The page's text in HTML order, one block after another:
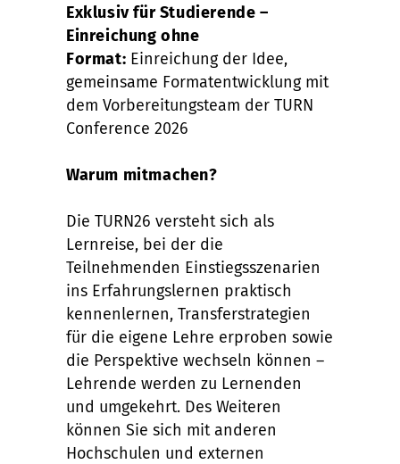
Exklusiv für Studierende –
Einreichung ohne
Format: Einreichung der Idee,
gemeinsame Formatentwicklung mit
dem Vorbereitungsteam der TURN
Conference 2026
Warum mitmachen?
Die TURN26 versteht sich als
Lernreise, bei der die
Teilnehmenden Einstiegsszenarien
ins Erfahrungslernen praktisch
kennenlernen, Transferstrategien
für die eigene Lehre erproben sowie
die Perspektive wechseln können –
Lehrende werden zu Lernenden
und umgekehrt. Des Weiteren
können Sie sich mit anderen
Hochschulen und externen